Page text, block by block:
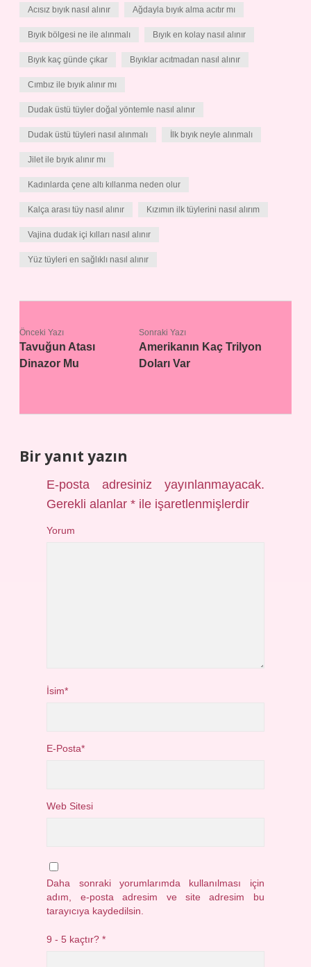
Acısız bıyık nasıl alınır Ağdayla bıyık alma acıtır mı
Bıyık bölgesi ne ile alınmalı Bıyık en kolay nasıl alınır
Bıyık kaç günde çıkar Bıyıklar acıtmadan nasıl alınır
Cımbız ile bıyık alınır mı
Dudak üstü tüyler doğal yöntemle nasıl alınır
Dudak üstü tüyleri nasıl alınmalı İlk bıyık neyle alınmalı
Jilet ile bıyık alınır mı
Kadınlarda çene altı kıllanma neden olur
Kalça arası tüy nasıl alınır Kızımın ilk tüylerini nasıl alırım
Vajina dudak içi kılları nasıl alınır
Yüz tüyleri en sağlıklı nasıl alınır
Önceki Yazı
Tavuğun Atası
Dinazor Mu
Sonraki Yazı
Amerikanın Kaç Trilyon
Doları Var
Bir yanıt yazın
E-posta adresiniz yayınlanmayacak.
Gerekli alanlar* ile işaretlenmişlerdir
Yorum
İsim*
E-Posta*
Web Sitesi
Daha sonraki yorumlarımda kullanılması için
adım, e-posta adresim ve site adresim bu
tarayıcıya kaydedilsin.
9 - 5 kaçtır?*